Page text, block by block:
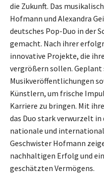
die Zukunft. Das
Hofmann und Alexandra
deutsches Pop-Duo in der
gemacht. Nach ihrer
innovative Projekte, die
vergrößern sollen. Geplant
Musikveröffentlichungen
Künstlern, um frische
Karriere zu bringen. Mit
das Duo stark verwurzelt
nationale und
Geschwister Hofmann
nachhaltigen Erfolg und
geschätzten Vermögens.